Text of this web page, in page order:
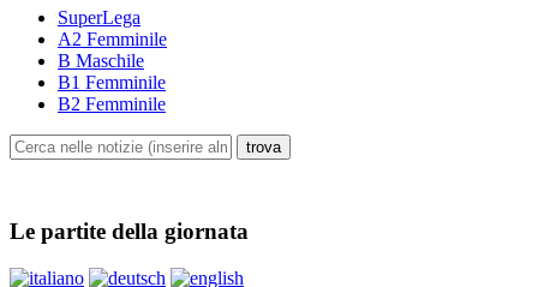
SuperLega
A2 Femminile
B Maschile
B1 Femminile
B2 Femminile
Le partite della giornata